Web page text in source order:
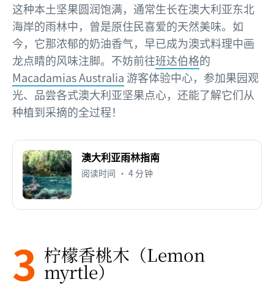
这种本土坚果圆润饱满，通常生长在澳大利亚东北
海岸的雨林中，曾是原住民喜爱的天然美味。如
今，它那浓郁的奶油香气，早已成为澳式料理中画
龙点睛的风味注脚。不妨前往班达伯格的
Macadamias Australia 游客体验中心，参加果园观
光、品尝各式澳大利亚坚果点心，还能了解它们从
种植到采摘的全过程！
澳大利亚雨林指南
阅读时间 • 4 分钟
3 柠檬香桃木（Lemon
myrtle）